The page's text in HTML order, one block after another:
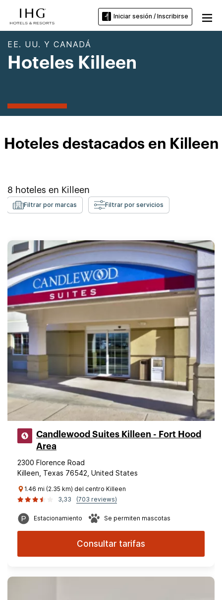
Iniciar sesión / Inscribirse
EE. UU. Y CANADÁ
Hoteles Killeen
Hoteles destacados en Killeen
8 hoteles en Killeen
Filtrar por marcas Filtrar por servicios
Candlewood Suites Killeen - Fort Hood
Area
2300 Florence Road
Killeen, Texas 76542, United States
1.46 mi (2.35 km) del centro Killeen
3,33
(703 reviews)
Estacionamiento Se permiten mascotas
Consultar tarifas